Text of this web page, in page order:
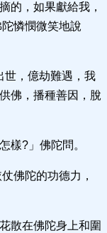
的，如果獻給我，
憐憫微笑地說
世，億劫難遇，我
佛，播種善因，脫
樣?」佛陀問。
佛陀的功德力，
散在佛陀身上和圍